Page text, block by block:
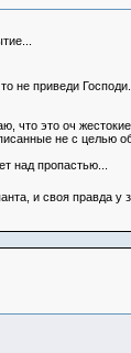
не приведи
что это оч
не с целью
над пропастью...
и своя правда у